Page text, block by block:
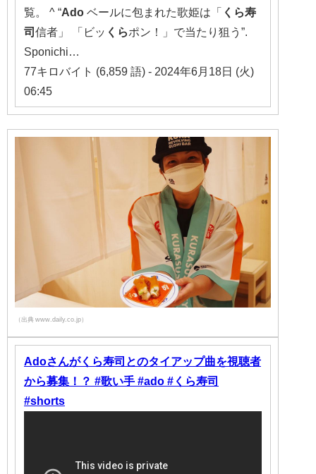
覧。 ^ “Ado ベールに包まれた歌姫は「
くら寿
司 信者」 「ビッ くらポン！」で当たり狙う”.
Sponichi…
77キロバイト (6,859 語) - 2024年6月18日 (火)
06:45
（出典 www.daily.co.jp）
Adoさんがくら寿司とのタイアップ曲を視聴者
から募集！？ #歌い手 #ado #くら寿司
#shorts